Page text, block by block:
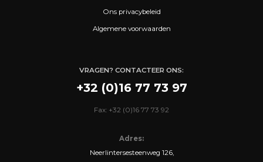
Ons privacybeleid
Algemene voorwaarden
VRAGEN? CONTACTEER ONS:
+32 (0)16 77 73 97
Fax: +32 (0)16 77 73 92
Adres:
Neerlintersesteenweg 126,